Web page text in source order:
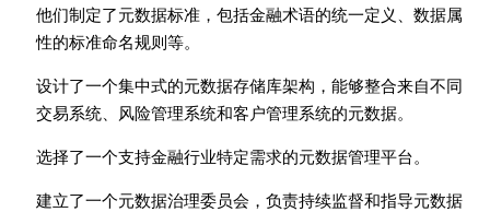
他们制定了元数据标准，包括金融术语的统一定义、数据属
性的标准命名规则等。
设计了一个集中式的元数据存储库架构，能够整合来自不同
交易系统、风险管理系统和客户管理系统的元数据。
选择了一个支持金融行业特定需求的元数据管理平台。
建立了一个元数据治理委员会，负责持续监督和指导元数据